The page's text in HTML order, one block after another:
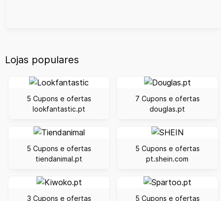
Lojas populares
5 Cupons e ofertas
lookfantastic.pt
7 Cupons e ofertas
douglas.pt
5 Cupons e ofertas
tiendanimal.pt
5 Cupons e ofertas
pt.shein.com
3 Cupons e ofertas
5 Cupons e ofertas